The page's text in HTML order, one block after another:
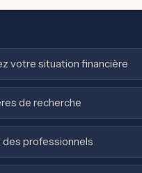
votre situation financière
de recherche
des professionnels